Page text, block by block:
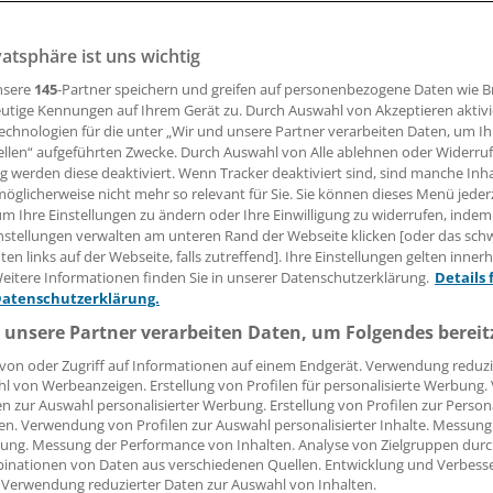
droht im nationalen Gesundheitssystem eine neue
als 50 Jahren wollen auch leitende Ärzte die Arbeit
17:48 Uhr
ist uns wichtig
145-Partner speichern und greifen auf personenbezogene Daten wie
Kennungen auf Ihrem Gerät zu. Durch Auswahl von Akzeptieren
für die unter „Wir und unsere Partner verarbeiten Daten, um
aufgeführten Zwecke. Durch Auswahl von Alle ablehnen oder
werden diese deaktiviert. Wenn Tracker deaktiviert sind, sind manche
nicht mehr so relevant für Sie. Sie können dieses Menü
Ihre Einstellungen zu ändern oder Ihre Einwilligung zu widerrufen, indem
verwalten am unteren Rand der Webseite klicken [oder das
links auf der Webseite, falls zutreffend]. Ihre Einstellungen gelten
Informationen finden Sie in unserer Datenschutzerklärung. Details
Partner verarbeiten Daten, um Folgendes
oder Zugriff auf Informationen auf einem Endgerät. Verwendung
von Werbeanzeigen. Erstellung von Profilen für personalisierte
zur Auswahl personalisierter Werbung. Erstellung von Profilen zur
Verwendung von Profilen zur Auswahl personalisierter Inhalte.
Messung der Performance von Inhalten. Analyse von Zielgruppen
von Daten aus verschiedenen Quellen. Entwicklung und
reduzierter Daten zur Auswahl von Inhalten.